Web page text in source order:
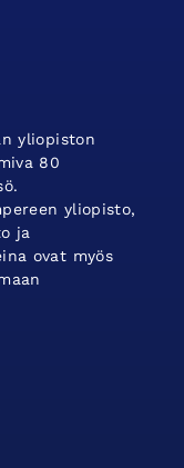
yliopiston
80
yliopisto,
ja
ovat myös